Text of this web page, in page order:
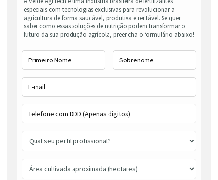
especiais com tecnologias exclusivas para revolucionar a
agricultura de forma saudável, produtiva e rentável. Se quer
saber como essas soluções de nutrição podem transformar o
futuro da sua produção agrícola, preencha o formulário abaixo!